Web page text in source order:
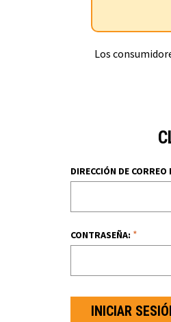
Los
DIRECCIÓN DE
CONTRASEÑA: *